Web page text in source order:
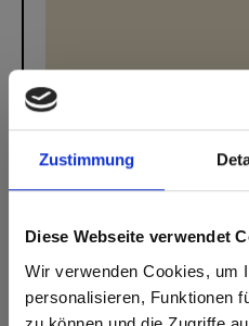
Zustimmung
Diese Webseite verwendet
Wir verwenden Cookies, um
personalisieren, Funktionen
form-surface-